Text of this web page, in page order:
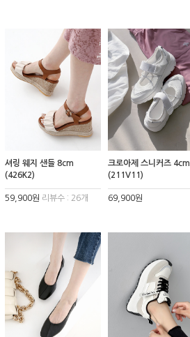
셔링 웨지 샌들 8cm
(426K2)
59,900원 리뷰수 : 26개
크로아제 스니커즈 4cm
(211V11)
69,900원